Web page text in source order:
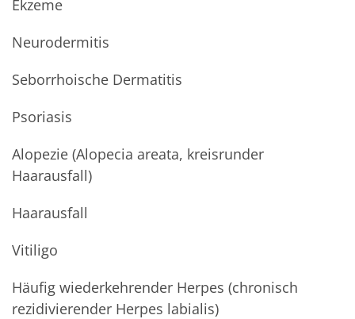
Ekzeme
Neurodermitis
Seborrhoische Dermatitis
Psoriasis
Alopezie (Alopecia areata, kreisrunder
Haarausfall)
Haarausfall
Vitiligo
Häufig wiederkehrender Herpes (chronisch
rezidivierender Herpes labialis)